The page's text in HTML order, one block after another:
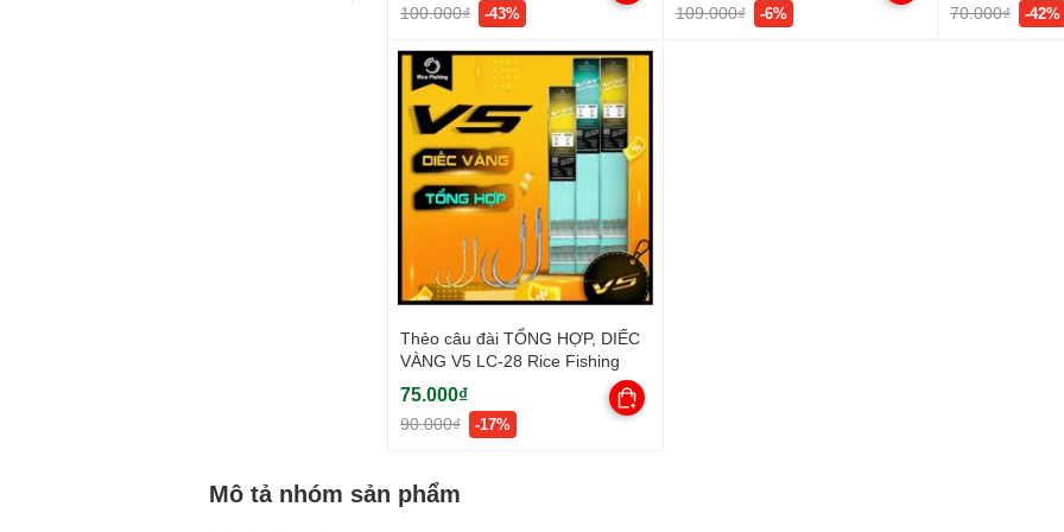
100.000₫ -43% 109.000₫ -6% 70.000₫ -42%
Thẻo câu đài TỔNG HỢP, DIẾC
VÀNG V5 LC-28 Rice Fishing
75.000₫
90.000₫ -17%
Mô tả nhóm sản phẩm